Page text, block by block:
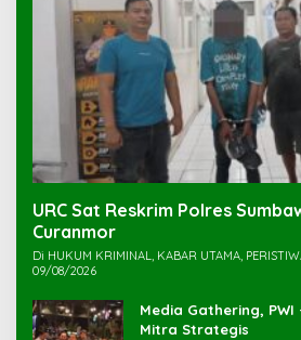
URC Sat Reskrim Polres
Di HUKUM KRIMINAL, KABAR UTAMA,
09/08/2026
Media Gathering, PWI
Mitra Strategis